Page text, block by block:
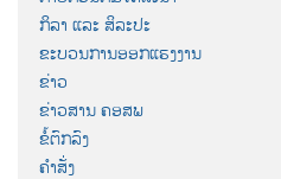
ກິລາ ແລະ ສິລະປະ
ຂະບວນການອອກແຮງງານ
ຂ່າວ
ຂ່າວສານ ຄອສພ
ຂໍ້ຕົກລົງ
ຄຳສັ່ງ